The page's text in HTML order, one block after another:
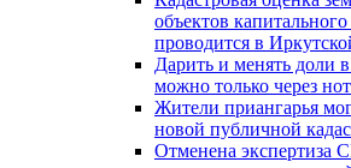
объектов капитального
проводится в
Дарить и менять доли
можно только через
Жители приангарья
новой публичной
Отменена экспертиза